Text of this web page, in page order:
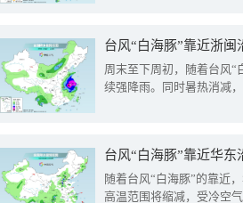
台风“白海豚”靠近浙
周末至下周初，随着台风“
续强降雨。同时暑热消减
台风“白海豚”靠近华
随着台风“白海豚”的靠近
高温范围将缩减，受冷空